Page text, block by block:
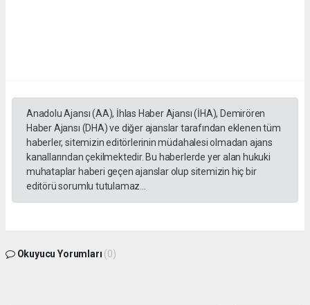
Anadolu Ajansı (AA), İhlas Haber Ajansı (İHA), Demirören
Haber Ajansı (DHA) ve diğer ajanslar tarafından eklenen tüm
haberler, sitemizin editörlerinin müdahalesi olmadan ajans
kanallarından çekilmektedir. Bu haberlerde yer alan hukuki
muhataplar haberi geçen ajanslar olup sitemizin hiç bir
editörü sorumlu tutulamaz...
Okuyucu Yorumları (0)